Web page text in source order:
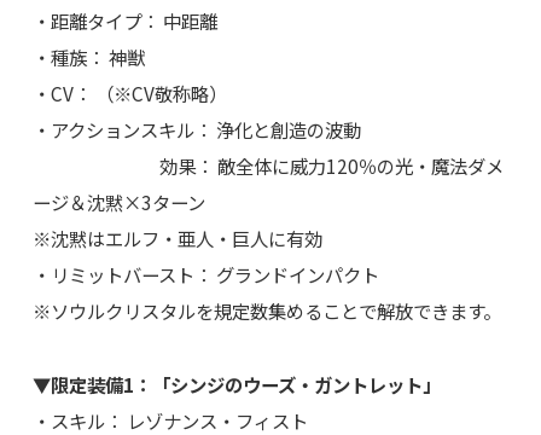
・距離タイプ： 中距離
・種族： 神獣
・CV： （※CV敬称略）
・アクションスキル： 浄化と創造の波動
効果： 敵全体に威力120％の光・魔法ダメ
ージ＆沈黙×3ターン
※沈黙はエルフ・亜人・巨人に有効
・リミットバースト： グランドインパクト
※ソウルクリスタルを規定数集めることで解放できます。
▼限定装備1：「シンジのウーズ・ガントレット」
・スキル： レゾナンス・フィスト